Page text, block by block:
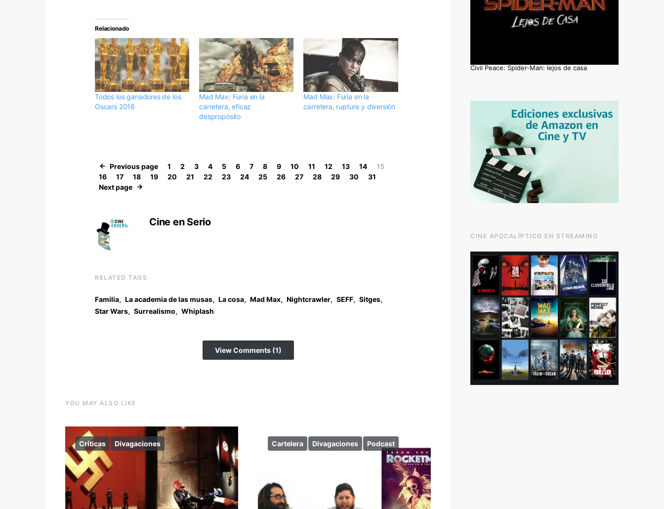
Relacionado
Todos los ganadores de los
Oscars 2016
Mad Max: Furia en la
carretera, eficaz
despropósito
Mad Max: Furia en la
carretera, ruptura y diversión
Previous page 1 2 3 4 5 6 7 8 9 10 11 12 13 14
15
16
17 18 19 20 21 22 23 24 25 26 27 28 29 30
31
Next page
Cine en Serio
RELATED TAGS
Familia, La academia de las musas, La cosa, Mad Max, Nightcrawler, SEFF, Sitges,
Star Wars, Surrealismo, Whiplash
View Comments (1)
YOU MAY ALSO LIKE
Críticas Divagaciones Cartelera Divagaciones Podcast
Civil Peace: Spider-Man: lejos de casa
CINE APOCALÍPTICO EN STREAMING